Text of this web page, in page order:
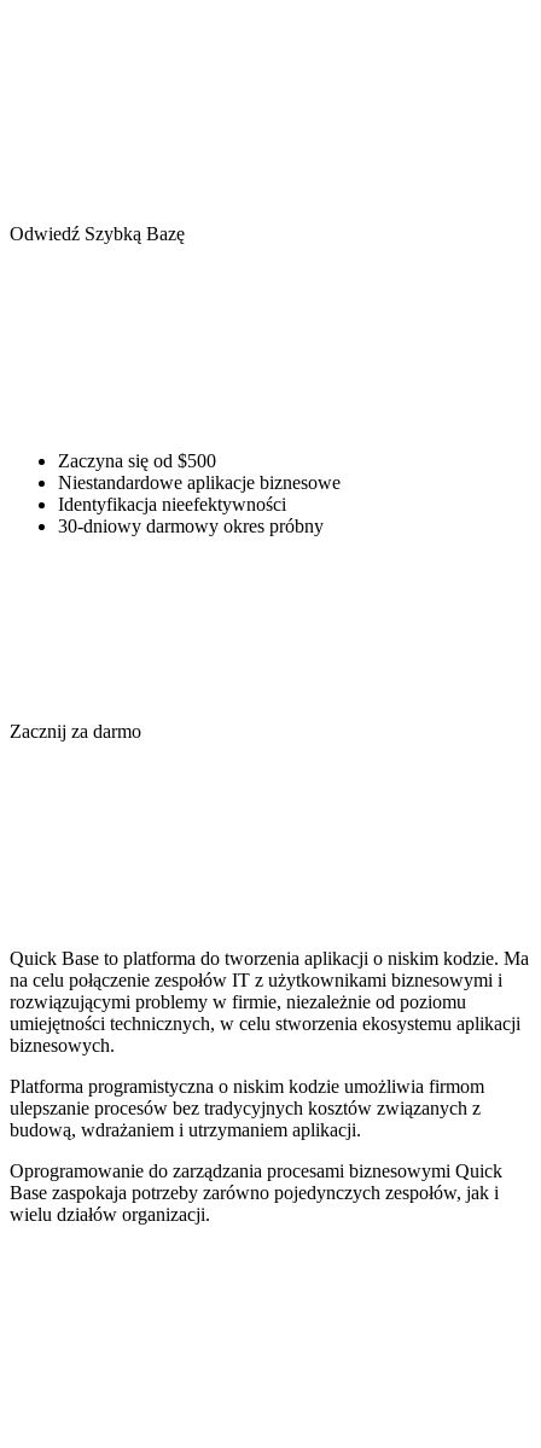
Odwiedź Szybką Bazę
Zaczyna się od $500
Niestandardowe aplikacje biznesowe
Identyfikacja nieefektywności
30-dniowy darmowy okres próbny
Zacznij za darmo
Quick Base to platforma do tworzenia aplikacji o niskim kodzie. Ma
na celu połączenie zespołów IT z użytkownikami biznesowymi i
rozwiązującymi problemy w firmie, niezależnie od poziomu
umiejętności technicznych, w celu stworzenia ekosystemu aplikacji
biznesowych.
Platforma programistyczna o niskim kodzie umożliwia firmom
ulepszanie procesów bez tradycyjnych kosztów związanych z
budową, wdrażaniem i utrzymaniem aplikacji.
Oprogramowanie do zarządzania procesami biznesowymi Quick
Base zaspokaja potrzeby zarówno pojedynczych zespołów, jak i
wielu działów organizacji.